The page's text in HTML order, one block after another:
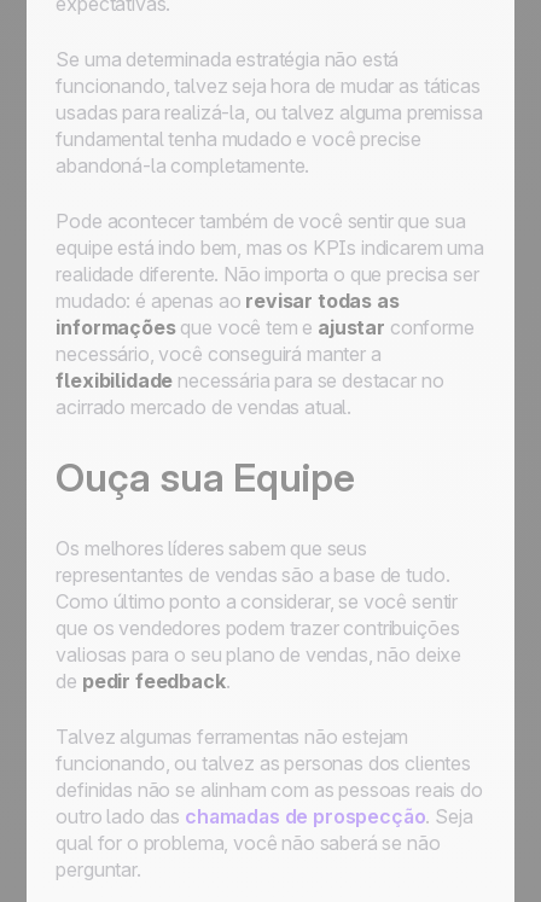
Se uma determinada estratégia não está
funcionando, talvez seja hora de mudar as táticas
usadas para realizá-la, ou talvez alguma premissa
fundamental tenha mudado e você precise
abandoná-la completamente.
Pode acontecer também de você sentir que sua
equipe está indo bem, mas os KPIs indicarem uma
realidade diferente. Não importa o que precisa ser
mudado: é apenas ao revisar todas as
informaçõesque você tem e ajustar conforme
necessário, você conseguirá manter a
flexibilidade necessária para se destacar no
acirrado mercado de vendas atual.
Ouça sua Equipe
Os melhores líderes sabem que seus
representantes de vendas são a base de tudo.
Como último ponto a considerar, se você sentir
que os vendedores podem trazer contribuições
valiosas para o seu plano de vendas, não deixe
de pedir feedback.
Talvez algumas ferramentas não estejam
funcionando, ou talvez as personas dos clientes
definidas não se alinham com as pessoas reais do
outro lado das chamadas de prospecção. Seja
qual for o problema, você não saberá se não
perguntar.